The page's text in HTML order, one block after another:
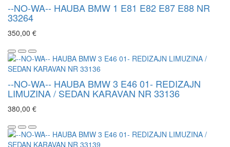
--NO-WA-- HAUBA BMW 1 E81 E82 E87 E88 NR
33264
350,00 €
--NO-WA-- HAUBA BMW 3 E46 01- REDIZAJN
LIMUZINA / SEDAN KARAVAN NR 33136
380,00 €